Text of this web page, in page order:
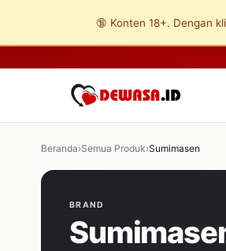
🔞 Konten 18+. Dengan
Beranda›Semua Produk›Sumimasen
BRAND